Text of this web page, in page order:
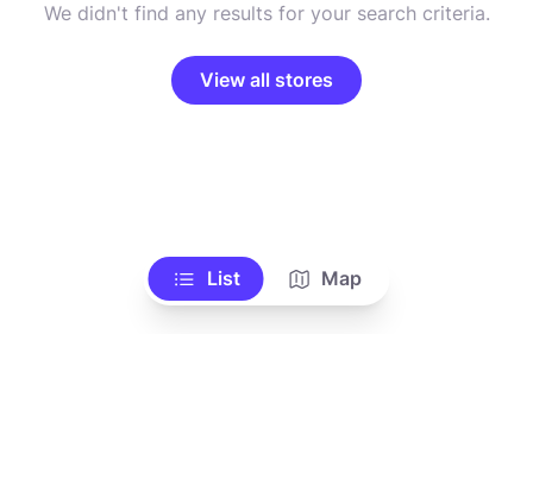
We didn't find any results for your search criteria.
View all stores
List Map